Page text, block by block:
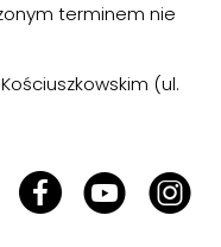
terminem nie
(ul.